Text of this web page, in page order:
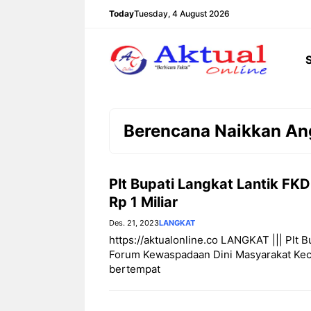
TodayTuesday, 4 August 2026
Berencana Naikkan
Plt Bupati Langkat Lantik
Rp 1 Miliar
Des. 21, 2023LANGKAT
https://aktualonline.co LANGKAT ||| Plt
Forum Kewaspadaan Dini Masyarakat
bertempat